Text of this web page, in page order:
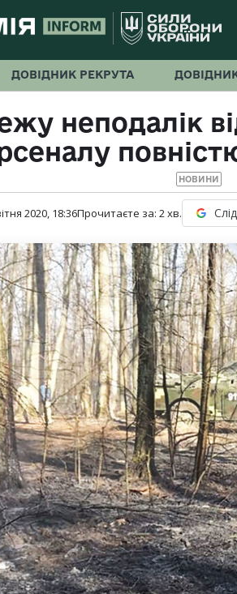
ДОВІДНИК РЕКРУТА
неподалік
НОВИНИ
2020, 18:36Прочитаєте за: 2хв.